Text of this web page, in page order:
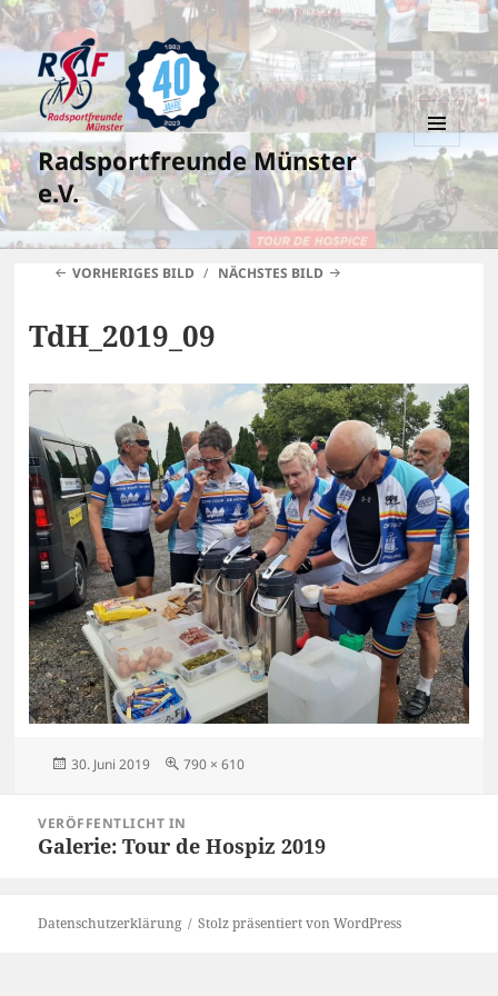
Radsportfreunde Münster
e.V.
MENÜ
UND
WIDGETS
VORHERIGES BILD NÄCHSTES BILD
TdH_2019_09
Veröffentlicht
30. Juni 2019 Originalgröße
790 × 610
VERÖFFENTLICHT IN
Galerie: Tour de Hospiz 2019
Datenschutzerklärung Stolz präsentiert von WordPress